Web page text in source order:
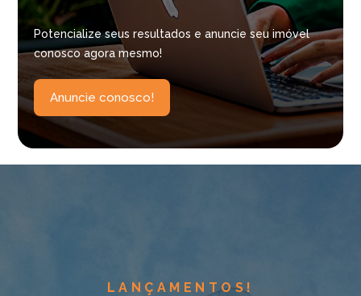
Potencialize seus resultados e anuncie seu imóvel
conosco agora mesmo!
Anuncie conosco!
LANÇAMENTOS!